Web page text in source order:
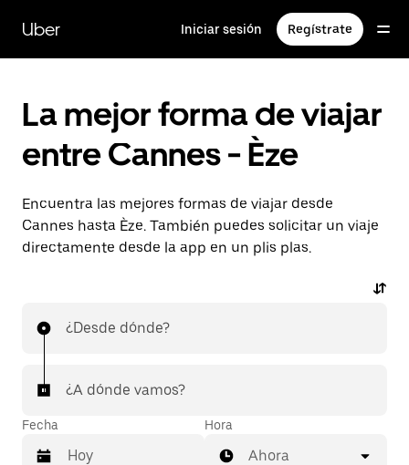
contenido
principal
Uber Iniciar sesión Regístrate
La mejor forma de viajar
entre Cannes - Èze
Encuentra las mejores formas de viajar desde
Cannes hasta Èze. También puedes solicitar un viaje
directamente desde la app en un plis plas.
¿Desde dónde?
¿A dónde vamos?
Fecha Hora
Ahora